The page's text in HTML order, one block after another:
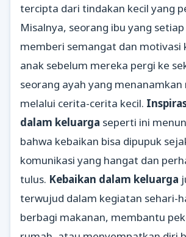
tercipta dari tindakan kecil yang
Misalnya, seorang ibu yang
memberi semangat dan motivasi
anak sebelum mereka pergi ke
seorang ayah yang
melalui cerita-cerita kecil.
dalam keluarga seperti ini
bahwa kebaikan bisa dipupuk
komunikasi yang hangat dan
tulus. Kebaikan dalam keluarga
terwujud dalam kegiatan sehari-
berbagi makanan, membantu